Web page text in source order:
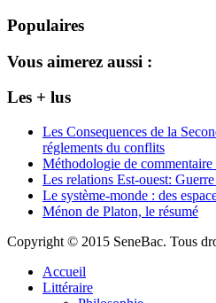
Populaires
Vous aimerez aussi :
Les + lus
Les Consequences de la
réglements du conflits
Méthodologie de
Les relations Est-ouest:
Le système-monde : des
Ménon de Platon, le résumé
Copyright © 2015 SeneBac. Tous
Accueil
Littéraire